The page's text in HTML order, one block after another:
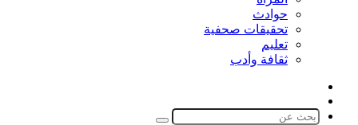
حوادث
تحقيقات صحفية
تعليم
ثقافة وأدب
المظلم